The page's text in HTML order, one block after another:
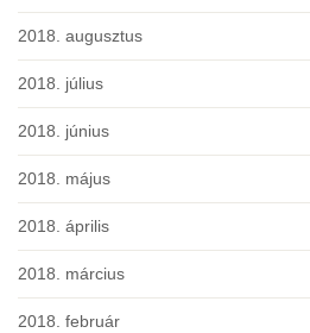
2018. augusztus
2018. július
2018. június
2018. május
2018. április
2018. március
2018. február